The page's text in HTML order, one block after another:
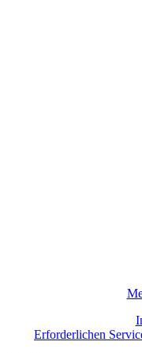
Erforderlichen